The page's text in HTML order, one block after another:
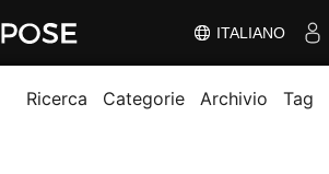
ITALIANO
Ricerca Categorie Archivio Tag